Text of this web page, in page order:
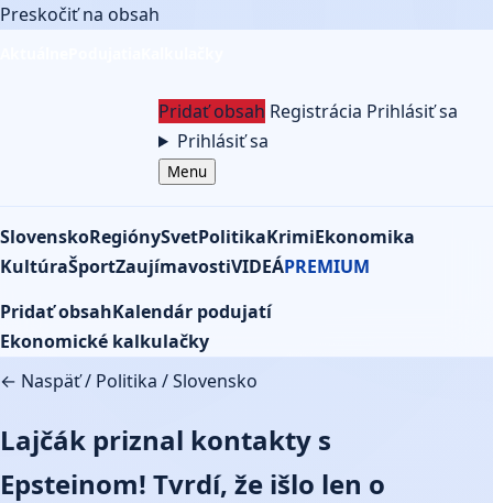
Preskočiť na obsah
Pridať obsah Registrácia Prihlásiť sa
Prihlásiť sa
Menu
SlovenskoRegiónySvetPolitikaKrimiEkonomika
KultúraŠportZaujímavostiVIDEÁPREMIUM
Pridať obsahKalendár podujatí
Ekonomické kalkulačky
← Naspäť/ Politika /Slovensko
Lajčák priznal kontakty s
Epsteinom! Tvrdí, že išlo len o